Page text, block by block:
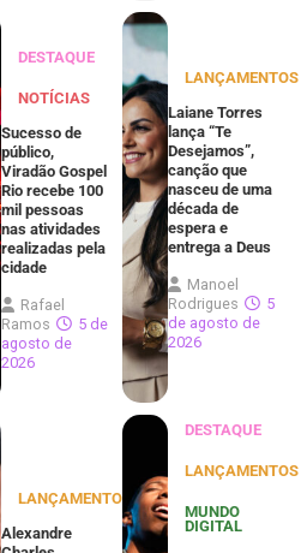
DESTAQUE
NOTÍCIAS
Sucesso de
público,
Viradão Gospel
Rio recebe 100
mil pessoas
nas atividades
realizadas pela
cidade
Rafael
Ramos
5 de
agosto de
2026
LANÇAMENTOS
Laiane Torres
lança “Te
Desejamos”,
canção que
nasceu de uma
década de
espera e
entrega a Deus
Manoel
Rodrigues
5
de agosto de
2026
LANÇAMENTOS
Alexandre
DESTAQUE
LANÇAMENTOS
MUNDO
DIGITAL